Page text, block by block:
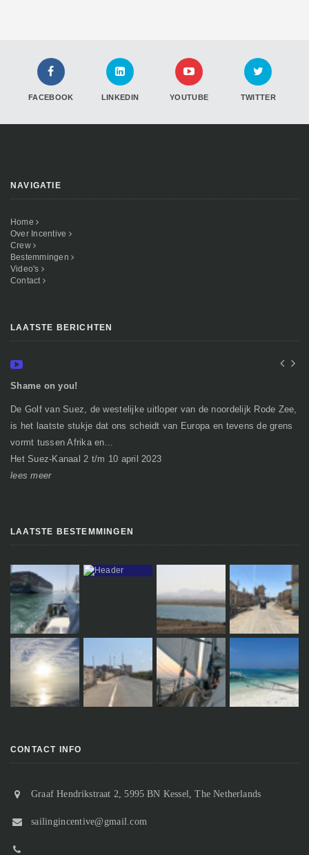
FACEBOOK LINKEDIN YOUTUBE TWITTER
NAVIGATIE
Home
Over Incentive
Crew
Bestemmingen
Video's
Contact
LAATSTE BERICHTEN
Shame on you!
De Golf van Suez, de westelijke uitloper van de noordelijk Rode Zee,
is het laatste stukje dat ons scheidt van Europa en tevens de grens
vormt tussen Afrika en...
Het Suez-Kanaal 2 t/m 10 april 2023
lees meer
LAATSTE BESTEMMINGEN
CONTACT INFO
Graaf Hendrikstraat 2, 5995 BN Kessel, The Netherlands
sailingincentive@gmail.com